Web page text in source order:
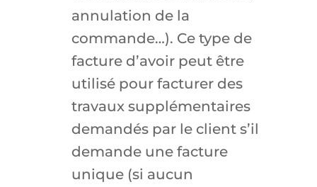
annulation de la
commande…). Ce type de
facture d’avoir peut être
utilisé pour facturer des
travaux supplémentaires
demandés par le client s’il
demande une facture
unique (si aucun